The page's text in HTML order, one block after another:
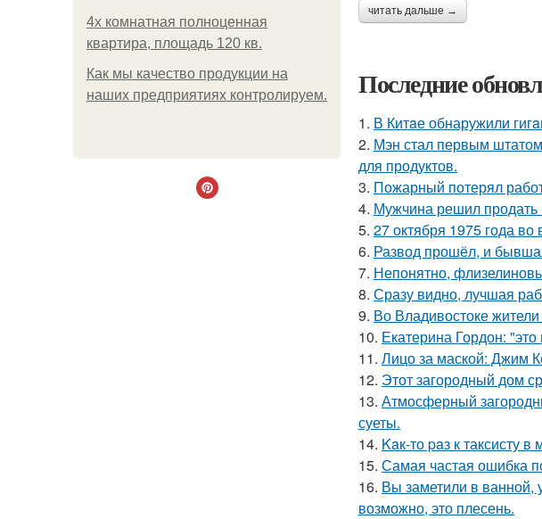
4x комнатная полноценная
квартира, площадь 120 кв.
Как мы качество продукции на
наших предприятиях контролируем.
читать дальше →
Последние
1. В Китaе обнаружили
2. Мэн стал первым
для продуктов.
3. Пожарный потерял
4. Мужчина решил продать
5. 27 октября 1975 года
6. Развод прошёл, и
7. Непонятно,
8. Сразу видно, лучшая
9. Во Владивостоке
10. Екатерина Гордон:
11. Лицо за маской: Джим
12. Этот загородный дом
13. Атмосферный
суеты.
14. Kaк-то paз к таксисту
15. Самая частая ошибка
16. Вы заметили в ванной,
возможно, это плесень.